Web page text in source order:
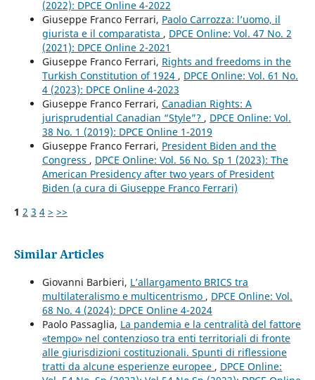
(2022): DPCE Online 4-2022
Giuseppe Franco Ferrari, Paolo Carrozza: l’uomo, il
giurista e il comparatista , DPCE Online: Vol. 47 No. 2
(2021): DPCE Online 2-2021
Giuseppe Franco Ferrari, Rights and freedoms in the
Turkish Constitution of 1924 , DPCE Online: Vol. 61 No.
4 (2023): DPCE Online 4-2023
Giuseppe Franco Ferrari, Canadian Rights: A
jurisprudential Canadian “Style”? , DPCE Online: Vol.
38 No. 1 (2019): DPCE Online 1-2019
Giuseppe Franco Ferrari, President Biden and the
Congress , DPCE Online: Vol. 56 No. Sp 1 (2023): The
American Presidency after two years of President
Biden (a cura di Giuseppe Franco Ferrari)
1 2 3 4 > >>
Similar Articles
Giovanni Barbieri, L’allargamento BRICS tra
multilateralismo e multicentrismo , DPCE Online: Vol.
68 No. 4 (2024): DPCE Online 4-2024
Paolo Passaglia, La pandemia e la centralità del fattore
«tempo» nel contenzioso tra enti territoriali di fronte
alle giurisdizioni costituzionali. Spunti di riflessione
tratti da alcune esperienze europee , DPCE Online: